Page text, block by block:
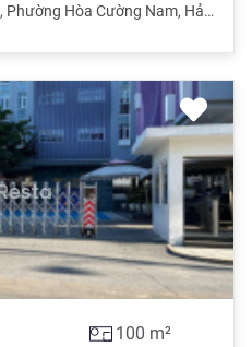
, Phường Hòa Cường Nam, Hải Châu
100 m²